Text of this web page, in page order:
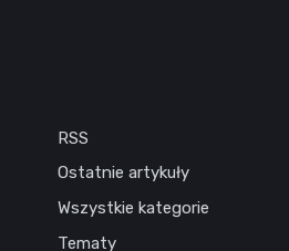
RSS
Ostatnie artykuły
Wszystkie kategorie
Tematy